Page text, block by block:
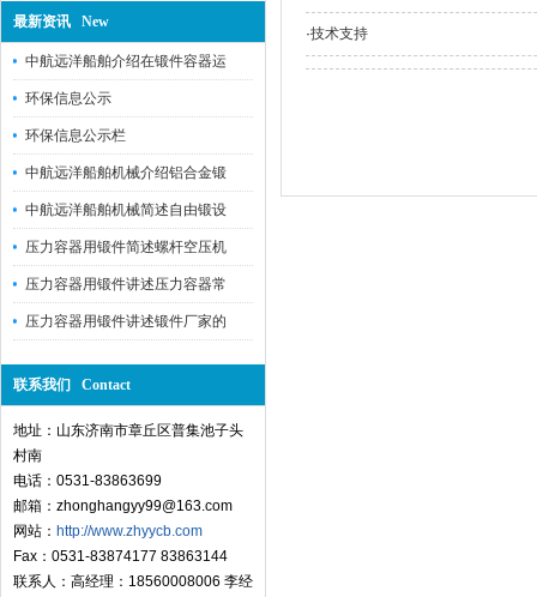
最新资讯 New
中航远洋船舶介绍在锻件容器运
环保信息公示
环保信息公示栏
中航远洋船舶机械介绍铝合金锻
中航远洋船舶机械简述自由锻设
压力容器用锻件简述螺杆空压机
压力容器用锻件讲述压力容器常
压力容器用锻件讲述锻件厂家的
联系我们 Contact
地址：山东济南市章丘区普集池子头
村南
电话：0531-83863699
邮箱：zhonghangyy99@163.com
网站： http://www.zhyycb.com
Fax：0531-83874177 83863144
联系人：高经理：18560008006 李经
·技术支持